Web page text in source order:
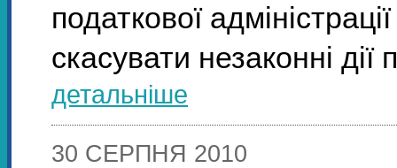
податкової
скасувати незаконні дії
детальніше
30 СЕРПНЯ 2010